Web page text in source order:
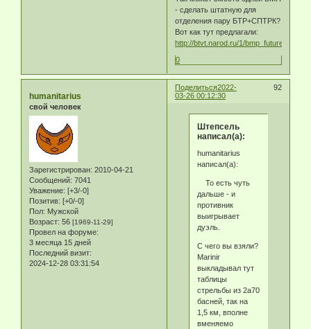
- сделать штатную для
отделения пару БТР+СПТРК?
Вот как тут предлагали:
http://btvt.narod.ru/1/bmp_future/
0
Поделиться 92
2022-
03-26 00:12:30
humanitarius
свой человек
Зарегистрирован: 2010-04-21
Сообщений: 7041
Уважение: [+3/-0]
Позитив: [+0/-0]
Пол: Мужской
Возраст: 56 [1969-11-29]
Провел на форуме:
3 месяца 15 дней
Последний визит:
2024-12-28 03:31:54
Штепсель
написал(а):
humanitarius
написал(а):
То есть чуть
дальше - и
противник
выигрывает
дуэль.
С чего вы взяли?
Marinir
выкладывал тут
таблицы
стрельбы из 2а70
басней, так на
1,5 км, вполне
вменяемо